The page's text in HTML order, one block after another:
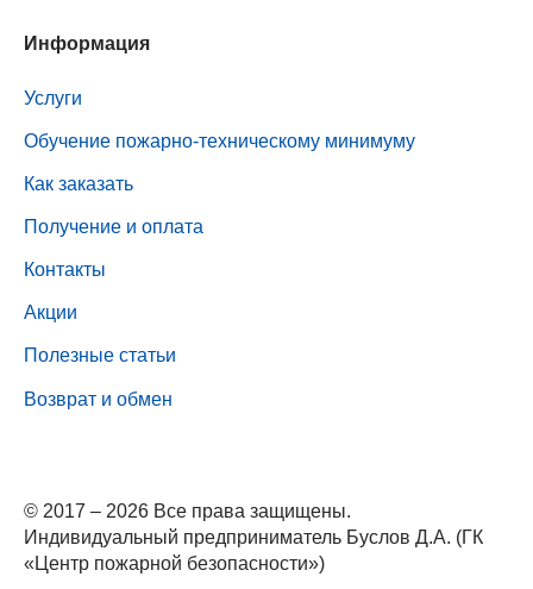
Информация
Услуги
Обучение пожарно-техническому минимуму
Как заказать
Получение и оплата
Контакты
Акции
Полезные статьи
Возврат и обмен
© 2017 – 2026 Все права защищены.
Индивидуальный предприниматель Буслов Д.А. (ГК
«Центр пожарной безопасности»)